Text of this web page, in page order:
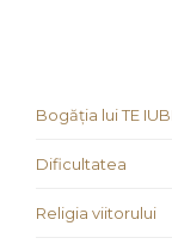
Bogăția lui TE
Dificultatea
Religia viitorului